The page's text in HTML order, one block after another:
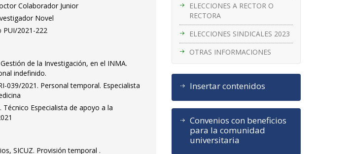
ELECCIONES A RECTOR O
RECTORA
ELECCIONES SINDICALES 2023
OTRAS INFORMACIONES
Insertar contenidos
Convenios con beneficios
para la comunidad
universitaria
Colaborador Junior
Novel
PUI/2021-222
de la Investigación, en el INMA.
indefinido.
039/2021. Personal temporal. Especialista
Especialista de apoyo a la
SICUZ. Provisión temporal .